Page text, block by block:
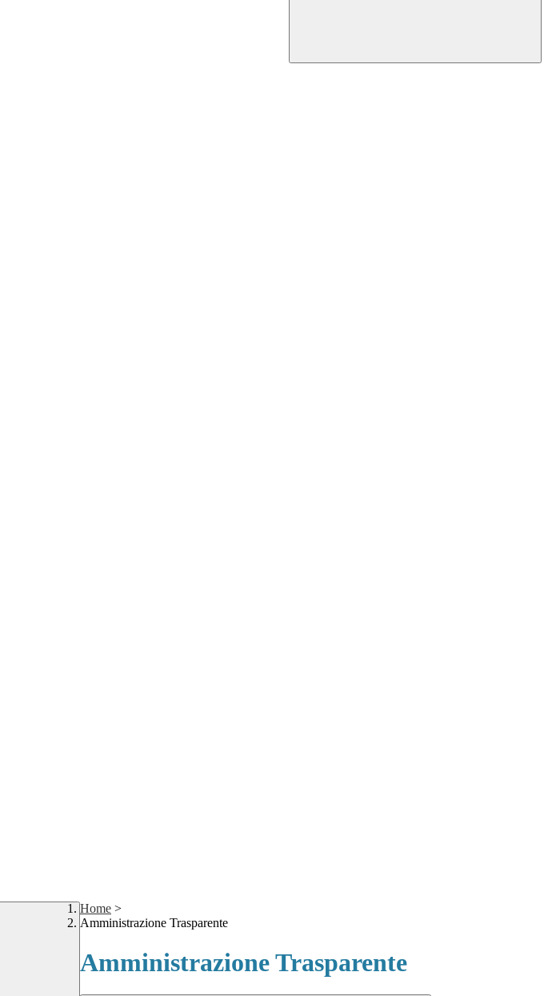
Home >
Amministrazione Trasparente
Amministrazione Trasparente